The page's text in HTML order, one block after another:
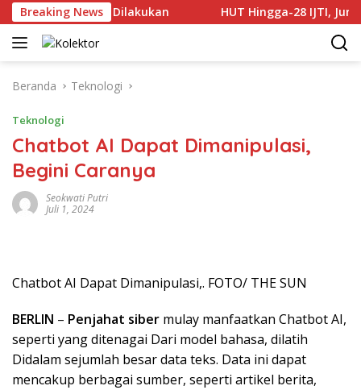
Langsung
ke
konten
Breaking News
Terus Dilakukan HUT Hingga-28 IJTI, Jurnalis
Beranda Teknologi
Teknologi
Chatbot AI Dapat Dimanipulasi,
Begini Caranya
Seokwati Putri
Juli 1, 2024
Chatbot AI Dapat Dimanipulasi,. FOTO/ THE SUN
BERLIN – Penjahat siber mulay manfaatkan Chatbot AI,
seperti yang ditenagai Dari model bahasa, dilatih
Didalam sejumlah besar data teks. Data ini dapat
mencakup berbagai sumber, seperti artikel berita,